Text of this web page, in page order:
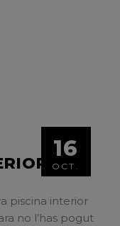
16
OCT.
piscina interior
no l’has pogut